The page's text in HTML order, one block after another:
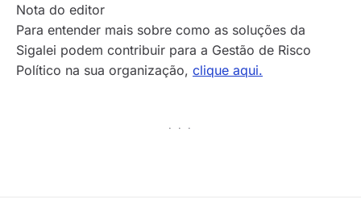
Nota do editor
Para entender mais sobre como as soluções da
Sigalei podem contribuir para a Gestão de Risco
Político na sua organização, clique aqui.
· · ·